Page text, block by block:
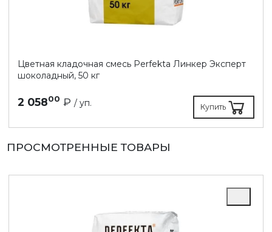
Цветная кладочная смесь Perfekta Линкер Эксперт
шоколадный, 50 кг
2 05800 ₽ / уп. Купить
ПРОСМОТРЕННЫЕ ТОВАРЫ